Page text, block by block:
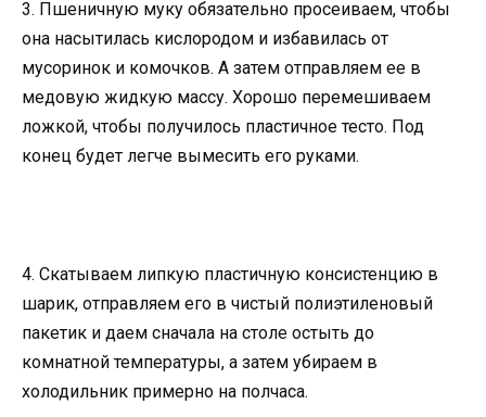
3. Пшеничную муку обязательно просеиваем, чтобы
она насытилась кислородом и избавилась от
мусоринок и комочков. А затем отправляем ее в
медовую жидкую массу. Хорошо перемешиваем
ложкой, чтобы получилось пластичное тесто. Под
конец будет легче вымесить его руками.
4. Скатываем липкую пластичную консистенцию в
шарик, отправляем его в чистый полиэтиленовый
пакетик и даем сначала на столе остыть до
комнатной температуры, а затем убираем в
холодильник примерно на полчаса.